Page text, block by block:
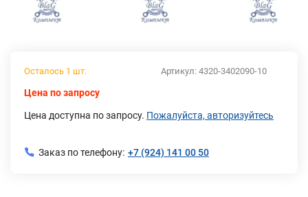
Артикул: 4320-3402090-10
Осталось 1 шт.
Цена по запросу
Цена доступна по запросу. Пожалуйста, авторизуйтесь
Заказ по телефону: +7 (924) 141 00 50